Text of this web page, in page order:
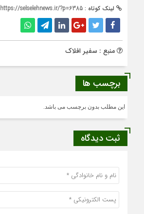
لینک کوتاه : https://selselehnews.ir/?p=6385
منبع : سفیر افلاک
برچسب ها
این مطلب بدون برچسب می باشد.
ثبت دیدگاه